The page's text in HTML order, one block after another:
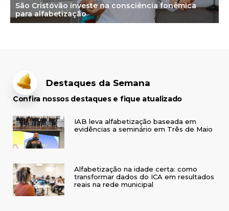
São Cristóvão investe na consciência fonêmica
para alfabetização
Destaques da Semana
Confira nossos destaques e fique atualizado
IAB leva alfabetização baseada em
evidências a seminário em Três de Maio
Alfabetização na idade certa: como
transformar dados do ICA em resultados
reais na rede municipal